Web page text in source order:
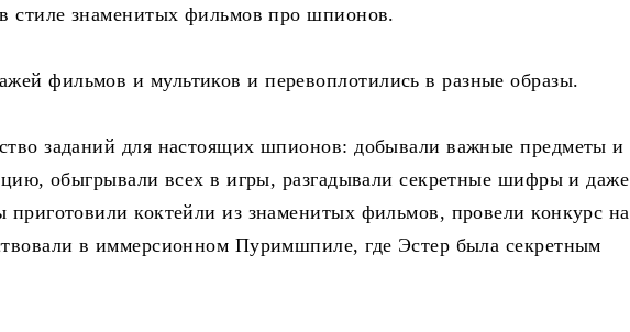
стиле знаменитых фильмов про шпионов.
фильмов и мультиков и перевоплотились в разные образы.
заданий для настоящих шпионов: добывали важные предметы и
обыгрывали всех в игры, разгадывали секретные шифры и даже
коктейли из знаменитых фильмов, провели конкурс на
в иммерсионном Пуримшпиле, где Эстер была секретным